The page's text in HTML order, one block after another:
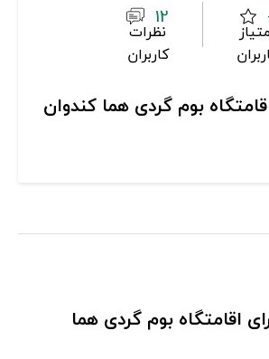
12
نظرات
کاربران
بوم گردی هما کندوان
اقامتگاه بوم گردی هما